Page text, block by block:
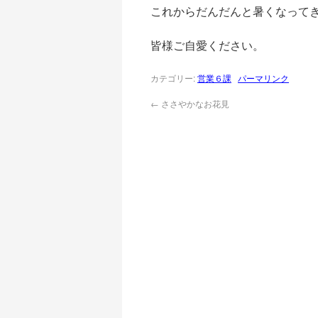
これからだんだんと暑くなって
皆様ご自愛ください。
カテゴリー:営業６課 パーマリンク
← ささやかなお花見